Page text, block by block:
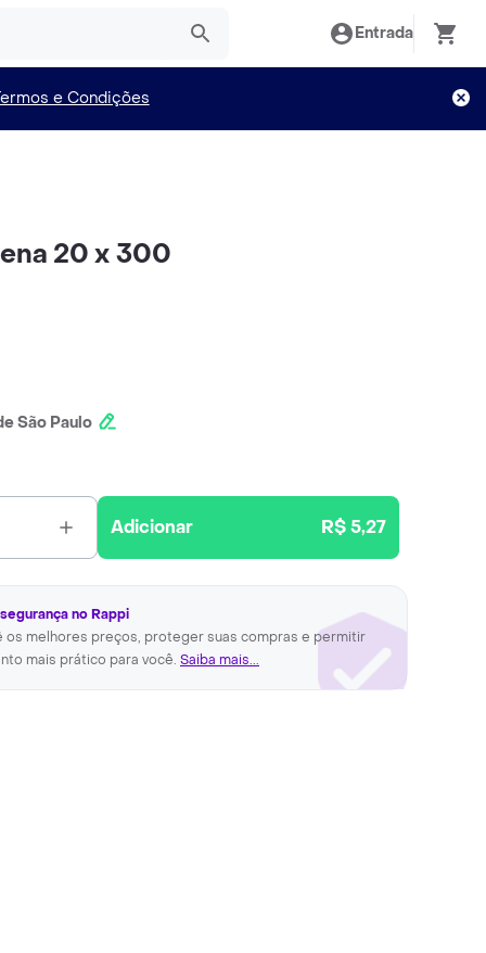
Entrada
e Condições
20 x 300
São Paulo
Adicionar R$ 5,27
no Rappi
os melhores preços, proteger suas compras e permitir
mais prático para você. Saiba mais...